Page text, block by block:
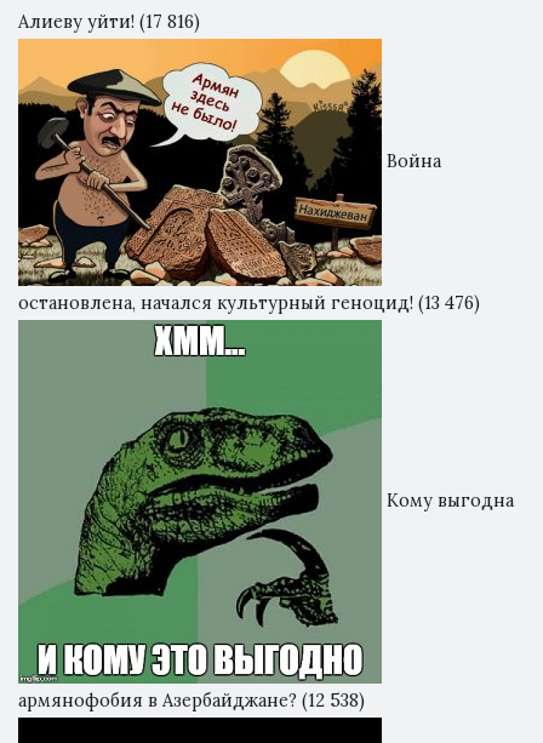
Алиеву уйти! (17 816)
Война
остановлена, начался культурный геноцид! (13 476)
Кому выгодна
армянофобия в Азербайджане? (12 538)